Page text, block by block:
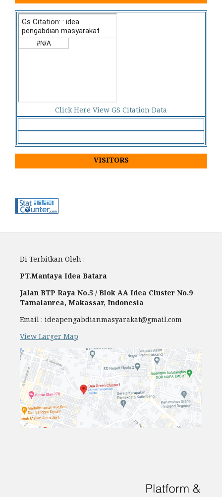
Click Here View GS Citation Data
VISITORS
Di Terbitkan Oleh :
PT.Mantaya Idea Batara
Jalan BTP Raya No.5 / Blok AA Idea Cluster No.9
Tamalanrea, Makassar, Indonesia
Email : ideapengabdianmasyarakat@gmail.com
View Larger Map